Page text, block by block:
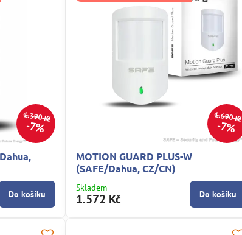
1.390 Kč
7%
Do košíku
1.690 Kč
7%
MOTION GUARD PLUS-W
(SAFE/Dahua, CZ/CN)
Skladem
1.572 Kč Do košíku